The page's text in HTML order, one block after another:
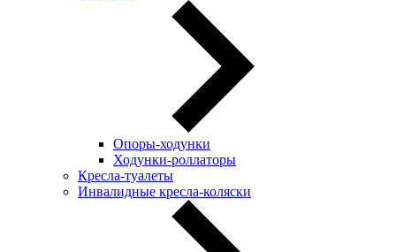
Опоры-ходунки
Ходунки-роллаторы
Кресла-туалеты
Инвалидные кресла-коляски